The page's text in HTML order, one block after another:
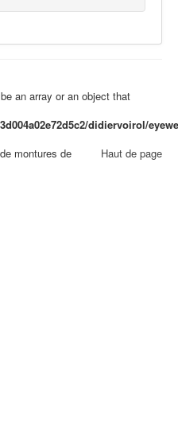
an array or an object that
didiervoirol/
Haut de page
montures de